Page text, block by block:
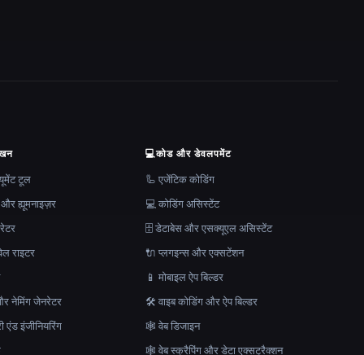
टूल
ह्यूमनाइज़र
राइटर
नेमिंग जेनरेटर
एंड इंजीनियरिंग
💻कोड और डेवलपमेंट
🦾 एजेंटिक कोडिंग
💻 कोडिंग असिस्टेंट
🗄️ डेटाबेस और एसक्यूएल असिस्टेंट
🔌 प्लगइन्स और एक्सटेंशन
📱 मोबाइल ऐप बिल्डर
🛠️ वाइब कोडिंग और ऐप बिल्डर
🕸 वेब डिजाइन
🕸️ वेब स्क्रैपिंग और डेटा एक्सट्रैक्शन